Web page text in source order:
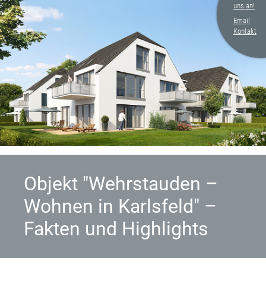
uns an!
Email
Kontakt
Objekt "Wehrstauden –
Wohnen in Karlsfeld" –
Fakten und Highlights